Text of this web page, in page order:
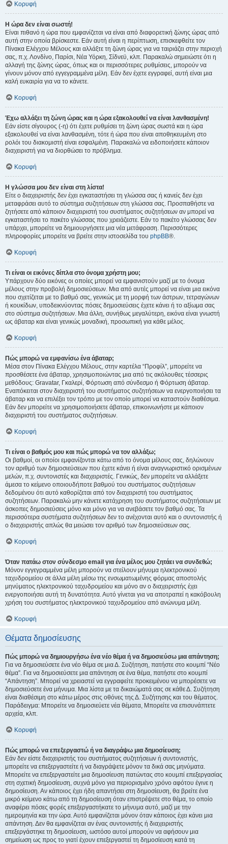
Κορυφή
Η ώρα δεν είναι σωστή!
Είναι πιθανό η ώρα που εμφανίζεται να είναι από διαφορετική ζώνης ώρας από
αυτή στην οποία βρίσκεστε. Εάν αυτή είναι η περίπτωση, επισκεφθείτε τον
Πίνακα Ελέγχου Μέλους και αλλάξτε τη ζώνη ώρας για να ταιριάζει στην περιοχή
σας, π.χ. Λονδίνο, Παρίσι, Νέα Υόρκη, Σίδνεϋ, κλπ. Παρακαλώ σημειώστε ότι η
αλλαγή της ζώνης ώρας, όπως και οι περισσότερες ρυθμίσεις, μπορούν να
γίνουν μόνον από εγγεγραμμένα μέλη. Εάν δεν έχετε εγγραφεί, αυτή είναι μια
καλή ευκαιρία για να το κάνετε.
Κορυφή
Έχω αλλάξει τη ζώνη ώρας και η ώρα εξακολουθεί να είναι λανθασμένη!
Εάν είστε σίγουρος (-η) ότι έχετε ρυθμίσει τη ζώνη ώρας σωστά και η ώρα
εξακολουθεί να είναι λανθασμένη, τότε ή ώρα που είναι αποθηκευμένη στο
ρολόι του διακομιστή είναι εσφαλμένη. Παρακαλώ να ειδοποιήσετε κάποιον
διαχειριστή για να διορθώσει το πρόβλημα.
Κορυφή
Η γλώσσα μου δεν είναι στη λίστα!
Είτε ο διαχειριστής δεν έχει εγκαταστήσει τη γλώσσα σας ή κανείς δεν έχει
μεταφράσει αυτό το σύστημα συζητήσεων στη γλώσσα σας. Προσπαθήστε να
ζητήσετε από κάποιον διαχειριστή του συστήματος συζητήσεων αν μπορεί να
εγκαταστήσει το πακέτο γλώσσας που χρειάζεστε. Εάν το πακέτο γλώσσας δεν
υπάρχει, μπορείτε να δημιουργήσετε μια νέα μετάφραση. Περισσότερες
πληροφορίες μπορείτε να βρείτε στην ιστοσελίδα του phpBB®.
Κορυφή
Τι είναι οι εικόνες δίπλα στο όνομα χρήστη μου;
Υπάρχουν δύο εικόνες οι οποίες μπορεί να εμφανιστούν μαζί με το όνομα
μέλους στην προβολή δημοσιεύσεων. Μια από αυτές μπορεί να είναι μια εικόνα
που σχετίζεται με το βαθμό σας, γενικώς με τη μορφή των άστρων, τετραγώνων
ή κουκίδων, υποδεικνύοντας πόσες δημοσιεύσεις έχετε κάνει ή το αξίωμα σας
στο σύστημα συζητήσεων. Μια άλλη, συνήθως μεγαλύτερη, εικόνα είναι γνωστή
ως άβαταρ και είναι γενικώς μοναδική, προσωπική για κάθε μέλος.
Κορυφή
Πώς μπορώ να εμφανίσω ένα άβαταρ;
Μέσα στον Πίνακα Ελέγχου Μέλους, στην καρτέλα “Προφίλ”, μπορείτε να
προσθέσετε ένα άβαταρ, χρησιμοποιώντας μια από τις ακόλουθες τέσσερις
μεθόδους: Gravatar, Γκαλερί, Φόρτωση από σύνδεσμο ή Φόρτωση άβαταρ.
Εναπόκειται στον διαχειριστή του συστήματος συζητήσεων να ενεργοποιήσει τα
άβαταρ και να επιλέξει τον τρόπο με τον οποίο μπορεί να καταστούν διαθέσιμα.
Εάν δεν μπορείτε να χρησιμοποιήσετε άβαταρ, επικοινωνήστε με κάποιον
διαχειριστή του συστήματος συζητήσεων.
Κορυφή
Τι είναι ο βαθμός μου και πώς μπορώ να τον αλλάξω;
Οι βαθμοί, οι οποίοι εμφανίζονται κάτω από το όνομα μέλους σας, δηλώνουν
τον αριθμό των δημοσιεύσεων που έχετε κάνει ή είναι αναγνωριστικό ορισμένων
μελών, π.χ. συντονιστές και διαχειριστές. Γενικώς, δεν μπορείτε να αλλάξετε
άμεσα το κείμενο οποιουδήποτε βαθμού του συστήματος συζητήσεων
δεδομένου ότι αυτό καθορίζεται από τον διαχειριστή του συστήματος
συζητήσεων. Παρακαλώ μην κάνετε κατάχρηση του συστήματος συζητήσεων με
άσκοπες δημοσιεύσεις μόνο και μόνο για να ανεβάσετε τον βαθμό σας. Τα
περισσότερα συστήματα συζητήσεων δεν το ανέχονται αυτό και ο συντονιστής ή
ο διαχειριστής απλώς θα μειώσει τον αριθμό των δημοσιεύσεων σας.
Κορυφή
Όταν πατάω στον σύνδεσμο email για ένα μέλος μου ζητάει να συνδεθώ;
Μόνον εγγεγραμμένα μέλη μπορούν να στείλουν μήνυμα ηλεκτρονικού
ταχυδρομείου σε άλλα μέλη μέσω της ενσωματωμένης φόρμας αποστολής
μηνύματος ηλεκτρονικού ταχυδρομείου και μόνο αν ο διαχειριστής έχει
ενεργοποιήσει αυτή τη δυνατότητα. Αυτό γίνεται για να αποτραπεί η κακόβουλη
χρήση του συστήματος ηλεκτρονικού ταχυδρομείου από ανώνυμα μέλη.
Κορυφή
Θέματα δημοσίευσης
Πώς μπορώ να δημιουργήσω ένα νέο θέμα ή να δημοσιεύσω μια απάντηση;
Για να δημοσιεύσετε ένα νέο θέμα σε μια Δ. Συζήτηση, πατήστε στο κουμπί “Νέο
θέμα”. Για να δημοσιεύσετε μια απάντηση σε ένα θέμα, πατήστε στο κουμπί
“Απάντηση”. Μπορεί να χρειαστεί να εγγραφείτε προκειμένου να μπορέσετε να
δημοσιεύσετε ένα μήνυμα. Μια λίστα με τα δικαιώματά σας σε κάθε Δ. Συζήτηση
είναι διαθέσιμη στο κάτω μέρος στις οθόνες της Δ. Συζήτησης και του θέματος.
Παράδειγμα: Μπορείτε να δημοσιεύετε νέα θέματα, Μπορείτε να επισυνάπτετε
αρχεία, κλπ.
Κορυφή
Πώς μπορώ να επεξεργαστώ ή να διαγράψω μια δημοσίευση;
Εάν δεν είστε διαχειριστής του συστήματος συζητήσεων ή συντονιστής,
μπορείτε να επεξεργαστείτε ή να διαγράψετε μόνον τα δικά σας μηνύματα.
Μπορείτε να επεξεργαστείτε μια δημοσίευση πατώντας στο κουμπί επεξεργασίας
στη σχετική δημοσίευση, συχνά μόνο για περιορισμένο χρόνο αφότου έγινε η
δημοσίευση. Αν κάποιος έχει ήδη απαντήσει στη δημοσίευση, θα βρείτε ένα
μικρό κείμενο κάτω από τη δημοσίευση όταν επιστρέψετε στο θέμα, το οποίο
αναφέρει πόσες φορές επεξεργαστήκατε το μήνυμα αυτό, μαζί με την
ημερομηνία και την ώρα. Αυτό εμφανίζεται μόνον όταν κάποιος έχει κάνει μια
απάντηση. Δεν θα εμφανίζεται αν ένας συντονιστής ή διαχειριστής
επεξεργάστηκε τη δημοσίευση, ωστόσο αυτοί μπορούν να αφήσουν μια
σημείωση ως προς το γιατί έχουν επεξεργαστεί τη δημοσίευση κατά τη